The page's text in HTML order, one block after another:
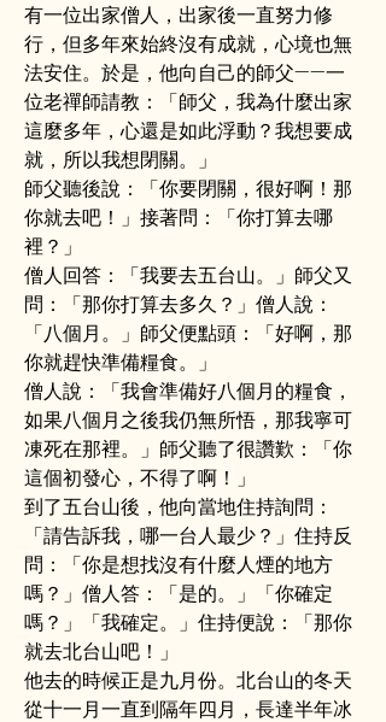
有一位出家僧人，出家後一直努力修
行，但多年來始終沒有成就，心境也無
法安住。於是，他向自己的師父——一
位老禪師請教：「師父，我為什麼出家
這麼多年，心還是如此浮動？我想要成
就，所以我想閉關。」
師父聽後說：「你要閉關，很好啊！那
你就去吧！」接著問：「你打算去哪
裡？」
僧人回答：「我要去五台山。」師父又
問：「那你打算去多久？」僧人說：
「八個月。」師父便點頭：「好啊，那
你就趕快準備糧食。」
僧人說：「我會準備好八個月的糧食，
如果八個月之後我仍無所悟，那我寧可
凍死在那裡。」師父聽了很讚歎：「你
這個初發心，不得了啊！」
到了五台山後，他向當地住持詢問：
「請告訴我，哪一台人最少？」住持反
問：「你是想找沒有什麼人煙的地方
嗎？」僧人答：「是的。」「你確定
嗎？」「我確定。」住持便說：「那你
就去北台山吧！」
他去的時候正是九月份。北台山的冬天
從十一月一直到隔年四月，長達半年冰